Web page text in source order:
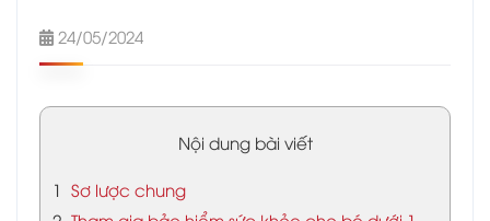
24/05/2024
Nội dung bài viết
1 Sơ lược chung